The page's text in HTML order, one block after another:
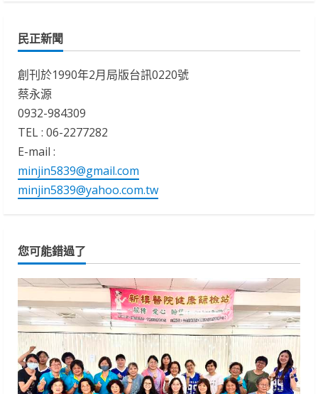
民正新聞
創刊於1990年2月局版台訊0220號
蔡永源
0932-984309
TEL : 06-2277282
E-mail :
minjin5839@gmail.com
minjin5839@yahoo.com.tw
您可能錯過了